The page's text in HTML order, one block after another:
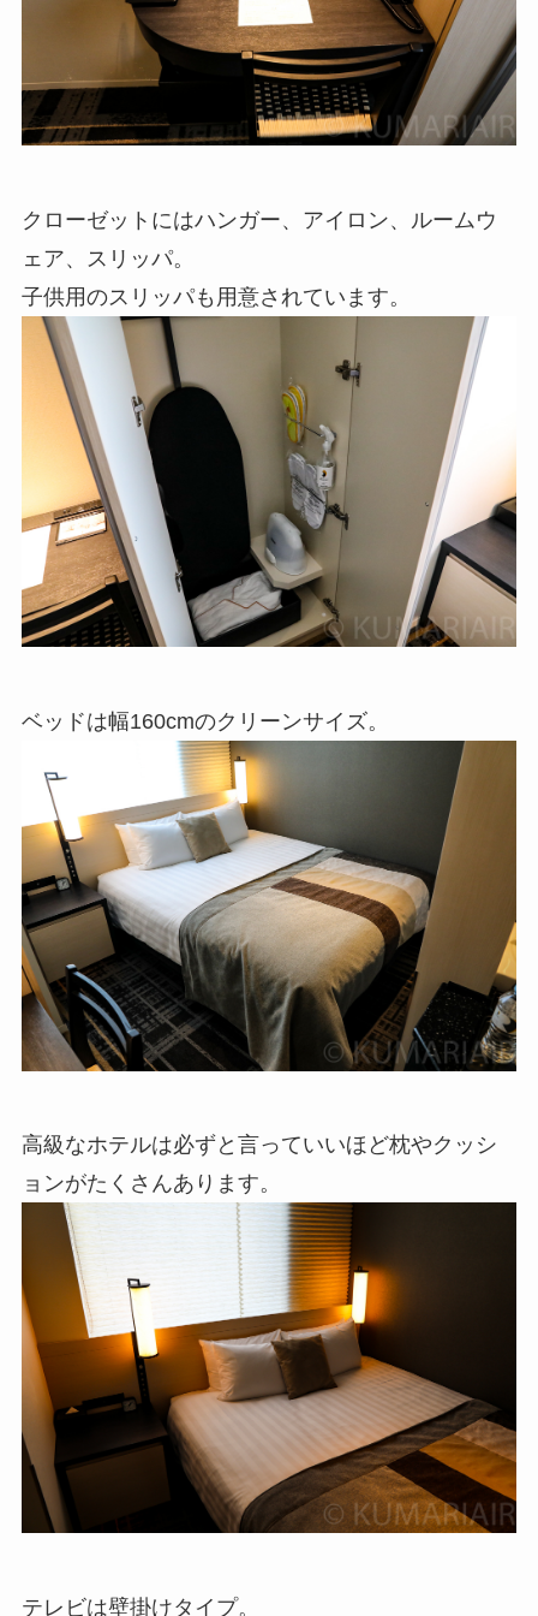
クローゼットにはハンガー、アイロン、ルームウ
ェア、スリッパ。
子供用のスリッパも用意されています。
ベッドは幅160cmのクリーンサイズ。
高級なホテルは必ずと言っていいほど枕やクッシ
ョンがたくさんあります。
テレビは壁掛けタイプ。